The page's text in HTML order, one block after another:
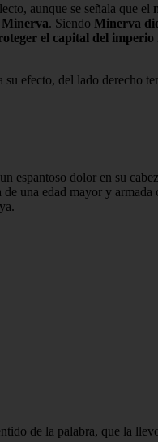
aunque se señala que el
Minerva. Siendo Minerva
el capital del imperio
su efecto, del lado derecho
espantoso dolor en su
una edad mayor y armada
de la palabra, que la